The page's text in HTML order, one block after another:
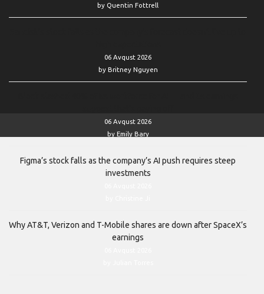
by Quentin Fottrell
06 Avqust 2026
by Britney Nguyen
06 Avqust 2026
by Emily Bary
Figma’s stock falls as the company’s AI push requires steep
investments
Why AT&T, Verizon and T-Mobile shares are down after SpaceX’s
earnings